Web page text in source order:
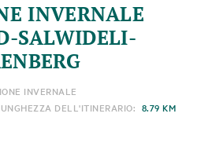
INVERNALE
SALWIDELI-
INVERNALE
DELL'ITINERARIO: 8.79 KM